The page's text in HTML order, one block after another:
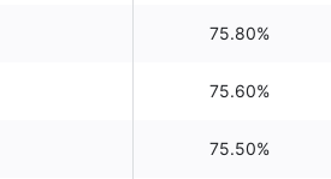
75.80%
75.60%
75.50%